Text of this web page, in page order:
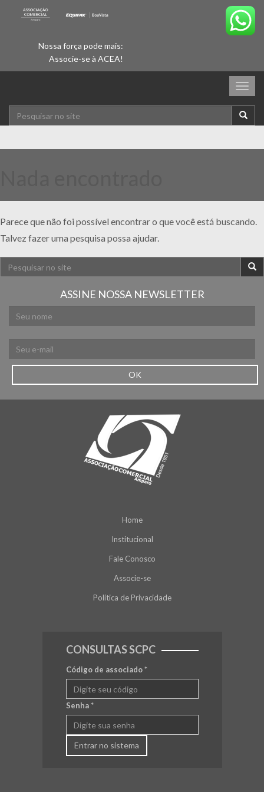
Nossa força pode mais:
Associe-se à ACEA!
Parece que não foi possível encontrar o que você está buscando.
Talvez fazer uma pesquisa possa ajudar.
ASSINE NOSSA NEWSLETTER
OK
Home
Institucional
Fale Conosco
Associe-se
Política de Privacidade
CONSULTAS SCPC
Código de associado*
Senha*
Entrar no sistema